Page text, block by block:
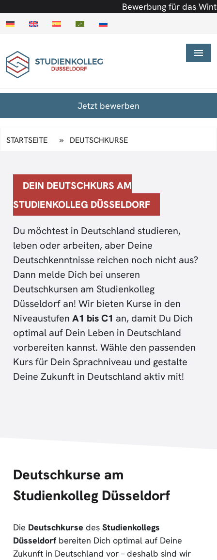
Bewerbung für das
Jetzt bewerben
STARTSEITE » DEUTSCHKURSE
DEIN DEUTSCHKURS AM
STUDIENKOLLEG DÜSSELDORF
Du möchtest in Deutschland studieren,
leben oder arbeiten, aber Deine
Deutschkenntnisse reichen noch nicht aus?
Dann melde Dich bei unseren
Deutschkursen am Studienkolleg
Düsseldorf an! Wir bieten Kurse in den
Niveaustufen A1 bisC1 an, damit Du Dich
optimal auf Dein Leben in Deutschland
vorbereiten kannst. Wähle den passenden
Kurs für Dein Sprachniveau und gestalte
Deine Zukunft in Deutschland aktiv mit!
Deutschkurse am
Studienkolleg Düsseldorf
Die Deutschkurse des Studienkollegs
Düsseldorfbereiten Dich optimal auf Deine
Zukunft in Deutschland vor – deshalb sind wir